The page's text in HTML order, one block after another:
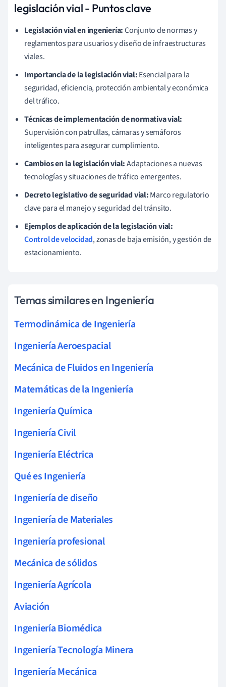
legislación vial - Puntos clave
Legislación vial en ingeniería:Conjunto de normas y
reglamentos para usuarios y diseño de infraestructuras
viales.
Importancia de la legislación vial:Esencial para la
seguridad, eficiencia, protección ambiental y económica
del tráfico.
Técnicas de implementación de normativa vial:
Supervisión con patrullas, cámaras y semáforos
inteligentes para asegurar cumplimiento.
Cambios en la legislación vial:Adaptaciones a nuevas
tecnologías y situaciones de tráfico emergentes.
Decreto legislativo de seguridad vial:Marco regulatorio
clave para el manejo y seguridad del tránsito.
Ejemplos de aplicación de la legislación vial:
Control de velocidad, zonas de baja emisión, y gestión de
estacionamiento.
Temas similares en Ingeniería
Termodinámica de Ingeniería
Ingeniería Aeroespacial
Mecánica de Fluidos en Ingeniería
Matemáticas de la Ingeniería
Ingeniería Química
Ingeniería Civil
Ingeniería Eléctrica
Qué es Ingeniería
Ingeniería de diseño
Ingeniería de Materiales
Ingeniería profesional
Mecánica de sólidos
Ingeniería Agrícola
Aviación
Ingeniería Biomédica
Ingeniería Tecnología Minera
Ingeniería Mecánica